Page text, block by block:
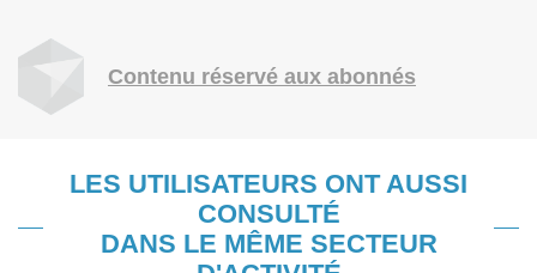
Contenu réservé aux abonnés
LES UTILISATEURS ONT AUSSI
CONSULTÉ
DANS LE MÊME SECTEUR